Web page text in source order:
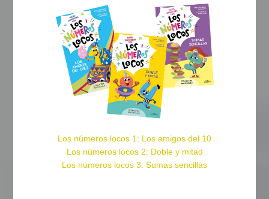
Los números locos 1: Los amigos del 10
Los números locos 2: Doble y mitad
Los números locos 3: Sumas sencillas